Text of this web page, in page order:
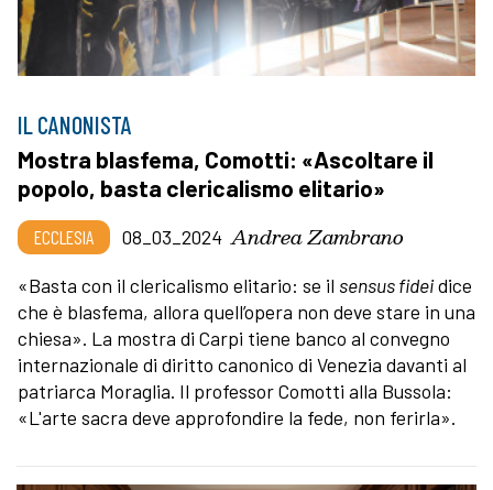
IL CANONISTA
Mostra blasfema, Comotti: «Ascoltare il
popolo, basta clericalismo elitario»
ECCLESIA 08_03_2024 Andrea Zambrano
«Basta con il clericalismo elitario: se il sensus fideidice
che è blasfema, allora quell’opera non deve stare in una
chiesa». La mostra di Carpi tiene banco al convegno
internazionale di diritto canonico di Venezia davanti al
patriarca Moraglia. Il professor Comotti alla Bussola:
«L'arte sacra deve approfondire la fede, non ferirla».